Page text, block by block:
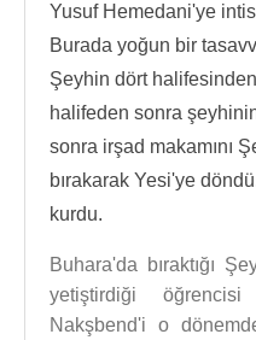
Yusuf Hemedani'ye
Burada yoğun bir
Şeyhin dört
halifeden sonra
sonra irşad makamını
bırakarak Yesi'ye
kurdu.
Buhara'da bıraktığı
yetiştirdiği
Nakşbend'i o